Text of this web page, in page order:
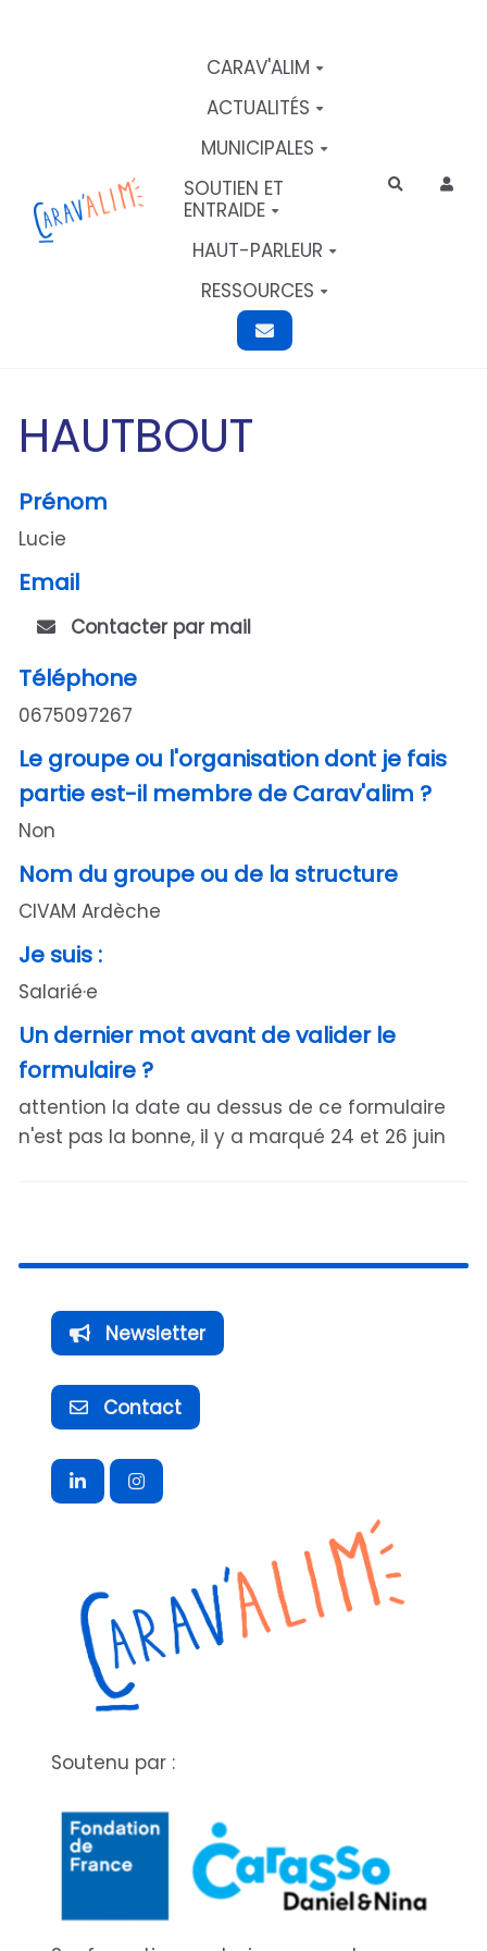
CARAV'ALIM
ACTUALITÉS
MUNICIPALES
SOUTIEN ET
ENTRAIDE
HAUT-PARLEUR
RESSOURCES
Rechercher
HAUTBOUT
Prénom
Lucie
Email
Contacter par mail
Téléphone
0675097267
Le groupe ou l'organisation dont je fais
partie est-il membre de Carav'alim ?
Non
Nom du groupe ou de la structure
CIVAM Ardèche
Je suis :
Salarié·e
Un dernier mot avant de valider le
formulaire ?
attention la date au dessus de ce formulaire
n'est pas la bonne, il y a marqué 24 et 26 juin
Newsletter
Contact
Soutenu par :